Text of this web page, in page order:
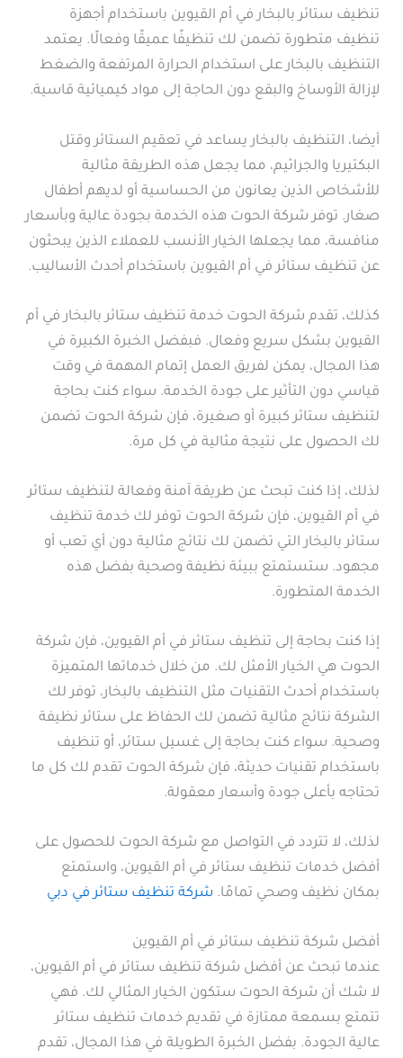
تنظيف ستائر بالبخار في أم القيوين باستخدام أجهزة
تنظيف متطورة تضمن لك تنظيفًا عميقًا وفعالًا. يعتمد
التنظيف بالبخار على استخدام الحرارة المرتفعة والضغط
لإزالة الأوساخ والبقع دون الحاجة إلى مواد كيميائية قاسية.
أيضا، التنظيف بالبخار يساعد في تعقيم الستائر وقتل
البكتيريا والجراثيم، مما يجعل هذه الطريقة مثالية
للأشخاص الذين يعانون من الحساسية أو لديهم أطفال
صغار. توفر شركة الحوت هذه الخدمة بجودة عالية وبأسعار
منافسة، مما يجعلها الخيار الأنسب للعملاء الذين يبحثون
عن تنظيف ستائر في أم القيوين باستخدام أحدث الأساليب.
كذلك، تقدم شركة الحوت خدمة تنظيف ستائر بالبخار في أم
القيوين بشكل سريع وفعال. فبفضل الخبرة الكبيرة في
هذا المجال، يمكن لفريق العمل إتمام المهمة في وقت
قياسي دون التأثير على جودة الخدمة. سواء كنت بحاجة
لتنظيف ستائر كبيرة أو صغيرة، فإن شركة الحوت تضمن
لك الحصول على نتيجة مثالية في كل مرة.
لذلك، إذا كنت تبحث عن طريقة آمنة وفعالة لتنظيف ستائر
في أم القيوين، فإن شركة الحوت توفر لك خدمة تنظيف
ستائر بالبخار التي تضمن لك نتائج مثالية دون أي تعب أو
مجهود. ستستمتع ببيئة نظيفة وصحية بفضل هذه
الخدمة المتطورة.
إذا كنت بحاجة إلى تنظيف ستائر في أم القيوين، فإن شركة
الحوت هي الخيار الأمثل لك. من خلال خدماتها المتميزة
باستخدام أحدث التقنيات مثل التنظيف بالبخار، توفر لك
الشركة نتائج مثالية تضمن لك الحفاظ على ستائر نظيفة
وصحية. سواء كنت بحاجة إلى غسيل ستائر، أو تنظيف
باستخدام تقنيات حديثة، فإن شركة الحوت تقدم لك كل ما
تحتاجه بأعلى جودة وأسعار معقولة.
لذلك، لا تتردد في التواصل مع شركة الحوت للحصول على
أفضل خدمات تنظيف ستائر في أم القيوين، واستمتع
بمكان نظيف وصحي تمامًا. شركة تنظيف ستائر في دبي
أفضل شركة تنظيف ستائر في أم القيوين
عندما تبحث عن أفضل شركة تنظيف ستائر في أم القيوين،
لا شك أن شركة الحوت ستكون الخيار المثالي لك. فهي
تتمتع بسمعة ممتازة في تقديم خدمات تنظيف ستائر
عالية الجودة. بفضل الخبرة الطويلة في هذا المجال، تقدم